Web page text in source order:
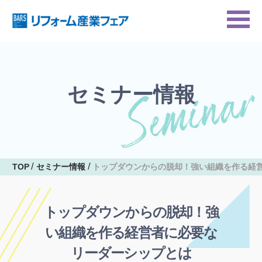
セミナー情報
TOP セミナー情報 トップダウンからの脱却！強い組織を作る経
トップダウンからの脱却！強
い組織を作る経営者に必要な
リーダーシップとは